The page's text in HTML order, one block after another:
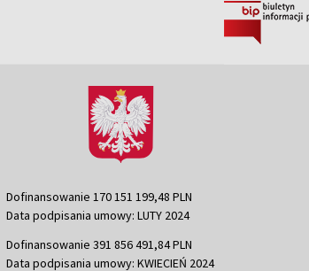
Dofinansowanie 170 151 199,48 PLN
Data podpisania umowy: LUTY 2024
Dofinansowanie 391 856 491,84 PLN
Data podpisania umowy: KWIECIEŃ 2024